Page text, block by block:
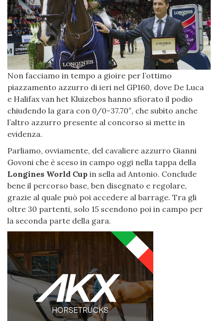
Non facciamo in tempo a gioire per l’ottimo
piazzamento azzurro di ieri nel GP160, dove De Luca
e Halifax van het Kluizebos hanno sfiorato il podio
chiudendo la gara con 0/0-37.70″, che subito anche
l’altro azzurro presente al concorso si mette in
evidenza.
Parliamo, ovviamente, del cavaliere azzurro Gianni
Govoni che è sceso in campo oggi nella tappa della
Longines World Cup in sella ad Antonio. Conclude
bene il percorso base, ben disegnato e regolare,
grazie al quale può poi accedere al barrage. Tra gli
oltre 30 partenti, solo 15 scendono poi in campo per
la seconda parte della gara.